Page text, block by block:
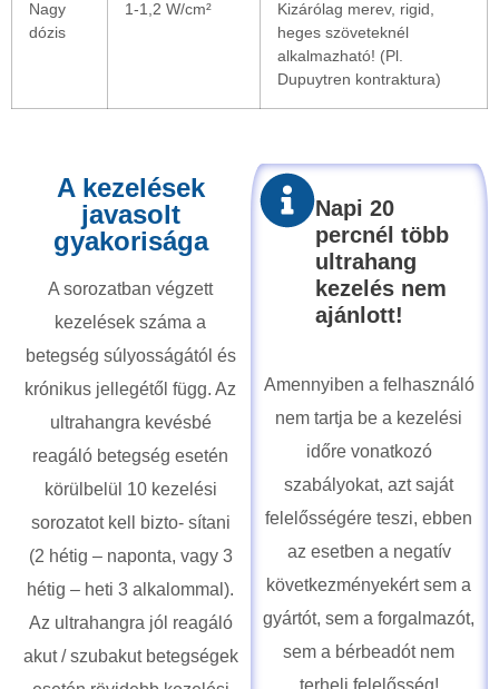
Nagy
dózis
1-1,2 W/cm²
Kizárólag merev, rigid,
heges szöveteknél
alkalmazható! (Pl.
Dupuytren kontraktura)
A kezelések
javasolt
gyakorisága​
A sorozatban végzett
kezelések száma a
betegség súlyosságától és
krónikus jellegétől függ. Az
ultrahangra kevésbé
reagáló betegség esetén
körülbelül 10 kezelési
sorozatot kell bizto- sítani
(2 hétig – naponta, vagy 3
hétig – heti 3 alkalommal).
Az ultrahangra jól reagáló
akut / szubakut betegségek
Napi 20
percnél több
ultrahang
kezelés nem
ajánlott!
Amennyiben a felhasználó
nem tartja be a kezelési
időre vonatkozó
szabályokat, azt saját
felelősségére teszi, ebben
az esetben a negatív
következményekért sem a
gyártót, sem a forgalmazót,
sem a bérbeadót nem